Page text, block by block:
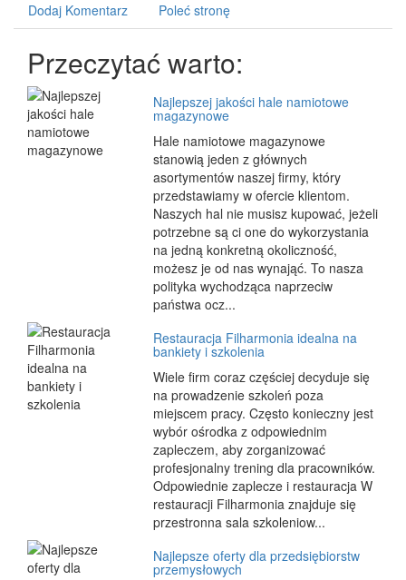
Dodaj Komentarz Poleć stronę
Przeczytać warto:
Najlepszej jakości hale namiotowe
magazynowe
Hale namiotowe magazynowe
stanowią jeden z głównych
asortymentów naszej firmy, który
przedstawiamy w ofercie klientom.
Naszych hal nie musisz kupować, jeżeli
potrzebne są ci one do wykorzystania
na jedną konkretną okoliczność,
możesz je od nas wynająć. To nasza
polityka wychodząca naprzeciw
państwa ocz...
Restauracja Filharmonia idealna na
bankiety i szkolenia
Wiele firm coraz częściej decyduje się
na prowadzenie szkoleń poza
miejscem pracy. Często konieczny jest
wybór ośrodka z odpowiednim
zapleczem, aby zorganizować
profesjonalny trening dla pracowników.
Odpowiednie zaplecze i restauracja W
restauracji Filharmonia znajduje się
przestronna sala szkoleniow...
Najlepsze oferty dla przedsiębiorstw
przemysłowych